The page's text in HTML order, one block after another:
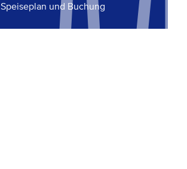
Speiseplan und Buchung